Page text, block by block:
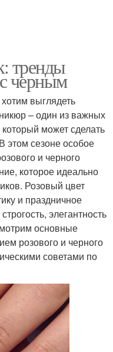
тренды
черным
выглядеть
– один из важных
может сделать
этом сезоне особое
и черного
которое идеально
Розовый цвет
и праздничное
элегантность
основные
розового и черного
советами по